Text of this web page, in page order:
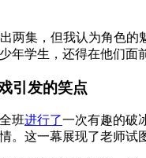
出两集，但我认为角色
年学生，还得在他们面
引发的笑点
班进行了一次有趣的破
。这一幕展现了老师试